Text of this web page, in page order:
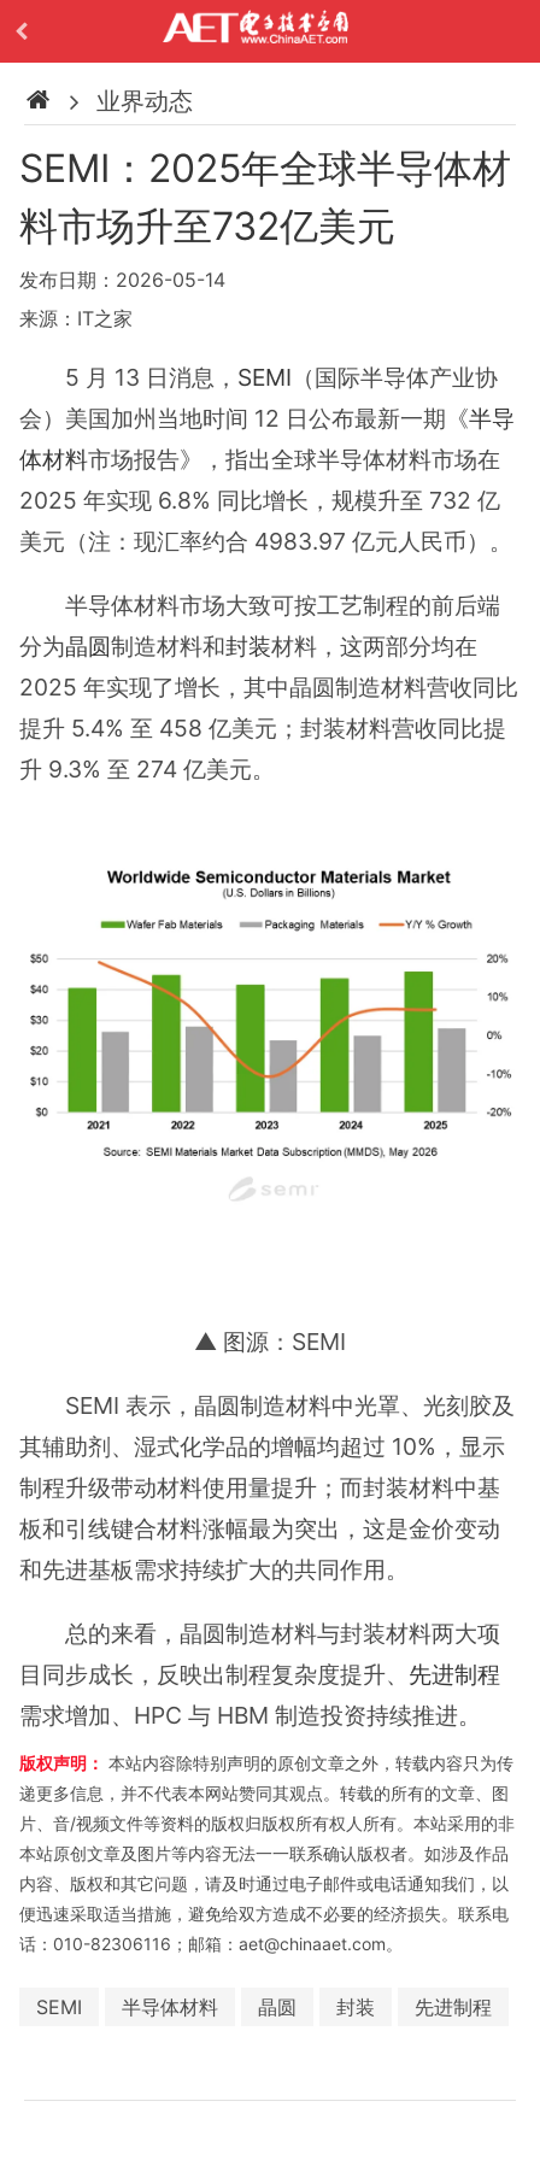
业界动态
SEMI：2025年全球半导体材
料市场升至732亿美元
发布日期：2026-05-14
来源：IT之家
5 月 13 日消息， SEMI （国际半导体产业协
会）美国加州当地时间 12 日公布最新一期《半导
体材料市场报告》，指出全球半导体材料市场在
2025 年实现 6.8% 同比增长，规模升至 732 亿
美元（注：现汇率约合 4983.97 亿元人民币）。
半导体材料市场大致可按工艺制程的前后端
分为晶圆制造材料和封装材料，这两部分均在
2025 年实现了增长，其中晶圆制造材料营收同比
提升 5.4% 至 458 亿美元；封装材料营收同比提
升 9.3% 至 274 亿美元。
▲ 图源：SEMI
SEMI 表示，晶圆制造材料中光罩、光刻胶及
其辅助剂、湿式化学品的增幅均超过 10%，显示
制程升级带动材料使用量提升；而封装材料中基
板和引线键合材料涨幅最为突出，这是金价变动
和先进基板需求持续扩大的共同作用。
总的来看，晶圆制造材料与封装材料两大项
目同步成长，反映出制程复杂度提升、 先进制程
需求增加、HPC 与 HBM 制造投资持续推进。
版权声明： 本站内容除特别声明的原创文章之外，转载内容只为传
递更多信息，并不代表本网站赞同其观点。转载的所有的文章、图
片、音/视频文件等资料的版权归版权所有权人所有。本站采用的非
本站原创文章及图片等内容无法一一联系确认版权者。如涉及作品
内容、版权和其它问题，请及时通过电子邮件或电话通知我们，以
便迅速采取适当措施，避免给双方造成不必要的经济损失。联系电
话：010-82306116；邮箱：aet@chinaaet.com。
SEMI 半导体材料 晶圆 封装 先进制程